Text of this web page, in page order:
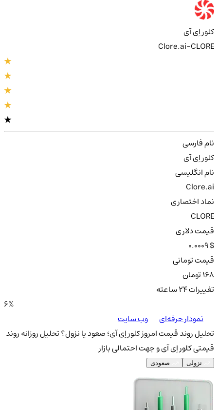
کلور اِی آی
Clore.ai-CLORE
نام فارسی
کلور اِی آی
نام انگلیسی
Clore.ai
نماد اختصاری
CLORE
قیمت دلاری
0.0009 $
قیمت تومانی
168 تومان
تغییرات ۲۴ ساعته
6%
نمودار حرفه‌ای
وب سایت
تحلیل روند قیمت امروز کلور اِی آی؛ صعود یا نزول؟تحلیل روزانه روند
قیمتی کلور اِی آی و جهت احتمالی بازار
نزولی صعودی